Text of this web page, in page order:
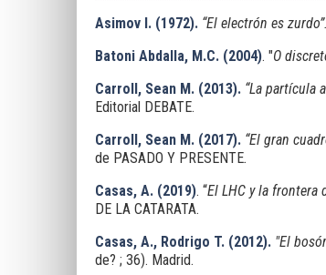
Asimov I. (1972). “El electrón es zurdo”.
Batoni Abdalla, M.C. (2004). "O
Carroll, Sean M. (2013). “La partícula
Editorial DEBATE.
Carroll, Sean M. (2017). “El gran
de PASADO Y PRESENTE.
Casas, A. (2019). “El LHC y la frontera
DE LA CATARATA.
Casas, A., Rodrigo T. (2012)."El
de? ; 36). Madrid.